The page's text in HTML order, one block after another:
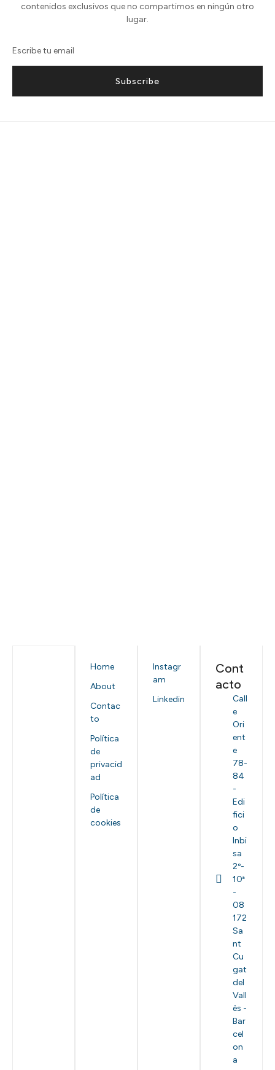
contenidos exclusivos que no compartimos en ningún otro
lugar.
Subscribe
Home
About
Contac
to
Política
de
privacid
ad
Política
de
cookies
Instagr
am
Linkedin
Cont
acto
Call
e
Ori
ent
e
78-
84
-
Edi
fici
o
Inbi
sa
2º-
10ª
-
08
172
Sa
nt
Cu
gat
del
Vall
ès -
Bar
cel
on
a